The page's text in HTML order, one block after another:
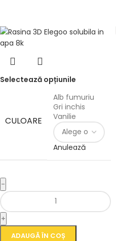
Selectează opțiunile
CULOARE
Alb fumuriu
Gri inchis
Vanilie
Anulează
-
+
ADAUGĂ ÎN COȘ